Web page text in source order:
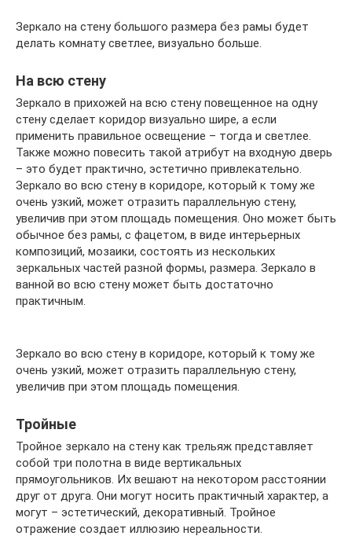
Зеркало на стену большого размера без рамы будет
делать комнату светлее, визуально больше.
На всю стену
Зеркало в прихожей на всю стену повещенное на одну
стену сделает коридор визуально шире, а если
применить правильное освещение – тогда и светлее.
Также можно повесить такой атрибут на входную дверь
– это будет практично, эстетично привлекательно.
Зеркало во всю стену в коридоре, который к тому же
очень узкий, может отразить параллельную стену,
увеличив при этом площадь помещения. Оно может быть
обычное без рамы, с фацетом, в виде интерьерных
композиций, мозаики, состоять из нескольких
зеркальных частей разной формы, размера. Зеркало в
ванной во всю стену может быть достаточно
практичным.
Зеркало во всю стену в коридоре, который к тому же
очень узкий, может отразить параллельную стену,
увеличив при этом площадь помещения.
Тройные
Тройное зеркало на стену как трельяж представляет
собой три полотна в виде вертикальных
прямоугольников. Их вешают на некотором расстоянии
друг от друга. Они могут носить практичный характер, а
могут – эстетический, декоративный. Тройное
отражение создает иллюзию нереальности.